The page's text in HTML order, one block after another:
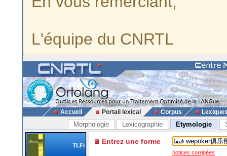
L'équipe du CNRTL
Accueil Portail lexical Corpus
Morphologie Lexicographie Etymologie
TLFi Entrez une forme
notices corrigées